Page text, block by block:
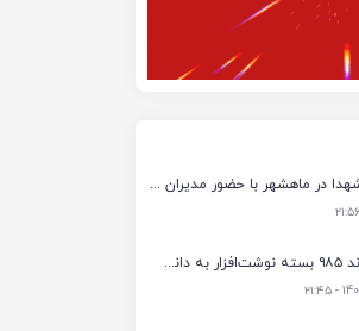
غبارروبی مزار شهدا در ماهشهر با حضور مدیران پتروشیمی اروند و مسئولان شهری
پتروشیمی اروند ۹۸۵ بسته نوشت‌افزار به دانش‌آموزان تحت پوشش کمیته امداد بندرماهشهر اهدا کرد